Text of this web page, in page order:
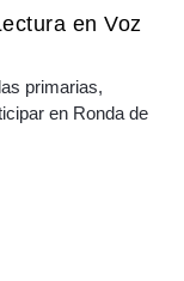
en Voz
primarias,
en Ronda de